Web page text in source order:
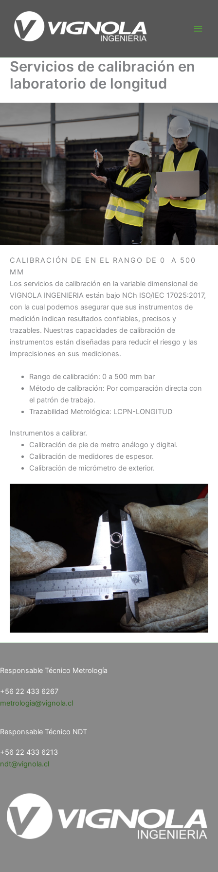
contenido
Servicios de calibración en
laboratorio de longitud
CALIBRACIÓN DE EN EL RANGO DE 0 A 500
MM
Los servicios de calibración en la variable dimensional de
VIGNOLA INGENIERIA están bajo NCh ISO/IEC 17025:2017,
con la cual podemos asegurar que sus instrumentos de
medición indican resultados confiables, precisos y
trazables. Nuestras capacidades de calibración de
instrumentos están diseñadas para reducir el riesgo y las
imprecisiones en sus mediciones.
Rango de calibración: 0 a 500 mm bar
Método de calibración: Por comparación directa con
el patrón de trabajo.
Trazabilidad Metrológica: LCPN-LONGITUD
Instrumentos a calibrar.
Calibración de pie de metro análogo y digital.
Calibración de medidores de espesor.
Calibración de micrómetro de exterior.
Responsable Técnico Metrología
+56 22 433 6267
metrologia@vignola.cl
Responsable Técnico NDT
+56 22 433 6213
ndt@vignola.cl